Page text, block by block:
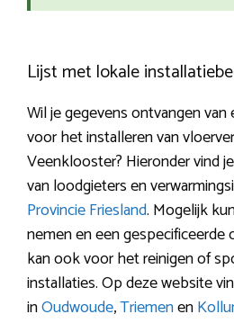
Lijst met lokale
Wil je gegevens ontvangen
voor het installeren van
Veenklooster? Hieronder vind
van loodgieters en
Provincie Friesland. Mogelijk
nemen en een
kan ook voor het reinigen of
installaties. Op deze website
inOudwoude,Triemenen